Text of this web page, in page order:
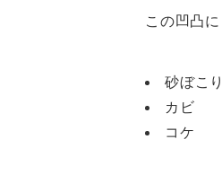
この凹凸に
砂ぼこり
カビ
コケ